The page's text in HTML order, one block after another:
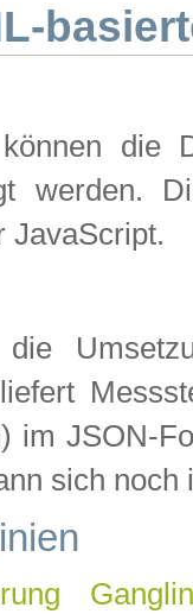
können die
werden.
JavaScript.
im JSON-
sich noch